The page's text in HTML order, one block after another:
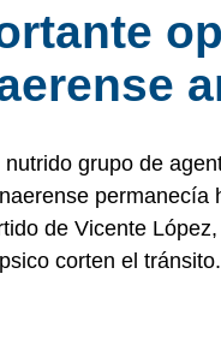
nutrido grupo de
permanecía
de Vicente
corten el tránsito.